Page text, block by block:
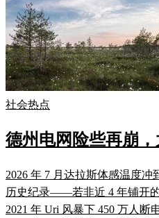
社会热点
德州电网险些再崩
2026 年 7 月达拉斯体感温度冲
历史纪录——若非近 4 年铺开
2021 年 Uri 风暴下 450 万人断